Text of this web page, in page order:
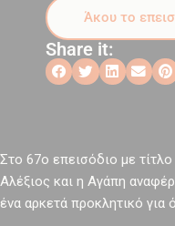
Άκου το
Share it:
Στο 67ο επεισόδιο με τίτλο
Αλέξιος και η Αγάπη
ένα αρκετά προκλητικό